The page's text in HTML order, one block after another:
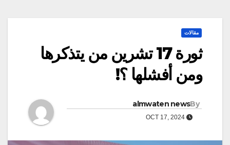
مقالات
ثورة 17 تشرين من يتذكرها
ومن أفشلها ؟!
By
almwaten news